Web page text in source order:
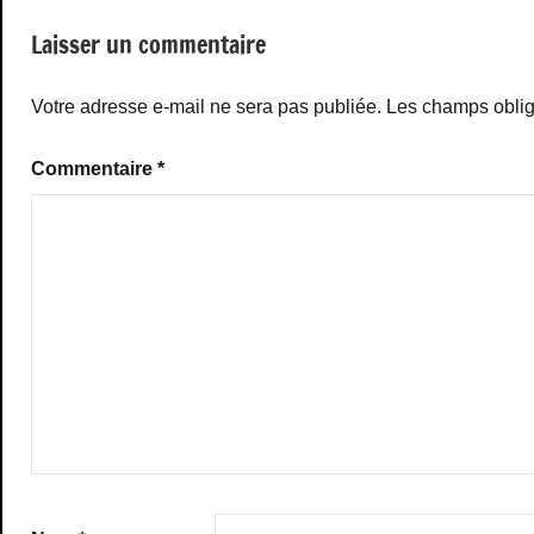
Laisser un commentaire
Votre adresse e-mail ne sera pas publiée. Les champs
Commentaire *